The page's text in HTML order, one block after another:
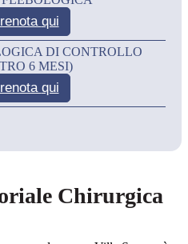
qui
DI CONTROLLO
6 MESI)
qui
Chirurgica